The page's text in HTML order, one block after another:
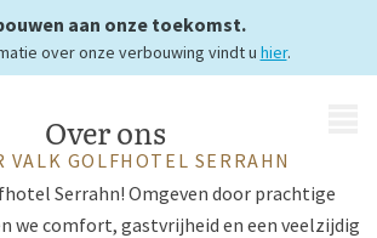
aan onze toekomst.
over onze verbouwing vindt u hier.
Over ons
VALK GOLFHOTEL SERRAHN
Serrahn! Omgeven door prachtige
we comfort, gastvrijheid en een veelzijdig